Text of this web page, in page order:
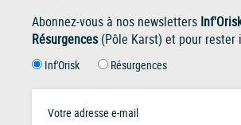
Abonnez-vous à nos newsletters
Résurgences(Pôle Karst) et pour rester
Inf'Orisk Résurgences